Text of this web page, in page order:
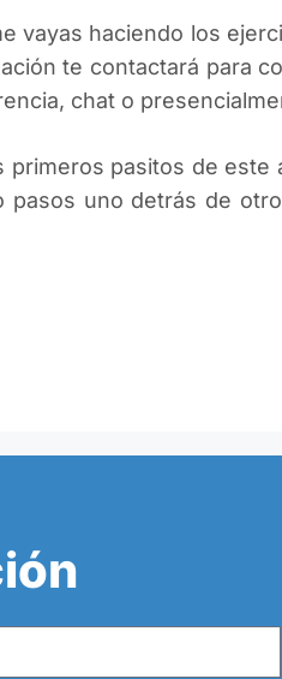
vayas haciendo los
te contactará para
chat o
primeros pasitos de este
pasos uno detrás de